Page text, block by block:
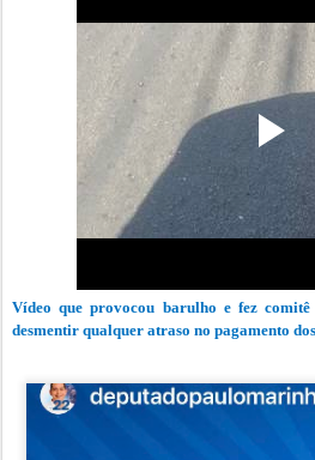
Vídeo que provocou barulho e fez
desmentir qualquer atraso no pagamento